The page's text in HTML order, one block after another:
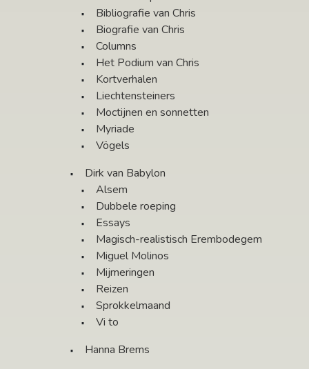
Bibliografie van Chris
Biografie van Chris
Columns
Het Podium van Chris
Kortverhalen
Liechtensteiners
Moctijnen en sonnetten
Myriade
Vögels
Dirk van Babylon
Alsem
Dubbele roeping
Essays
Magisch-realistisch Erembodegem
Miguel Molinos
Mijmeringen
Reizen
Sprokkelmaand
Vi to
Hanna Brems